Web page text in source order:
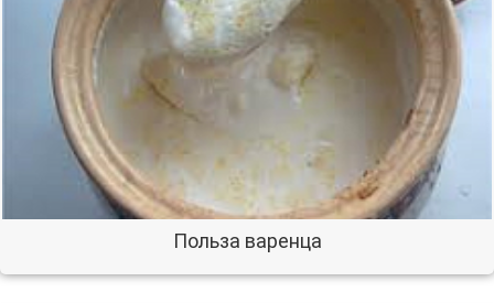
Польза варенца